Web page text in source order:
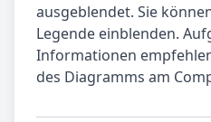
ausgeblendet. Sie
Legende einblenden.
Informationen
des Diagramms am